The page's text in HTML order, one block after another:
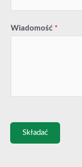
Wiadomość *
Składać